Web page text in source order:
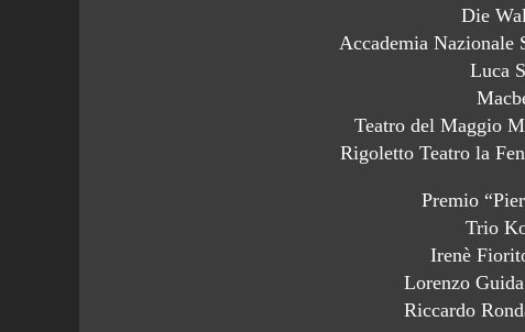
Die
Accademia Nazionale
Luca
Teatro del Maggio
Rigoletto Teatro la
Premio
Trio
Irenè
Lorenzo
Riccardo